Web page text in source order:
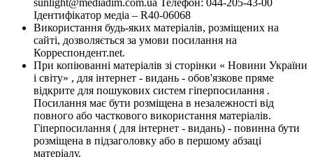
Ідентифікатор медіа – R40-06068
Використання будь-яких матеріалів, розміщених на
сайті, дозволяється за умови посилання на
Корреспондент.net.
При копіюванні матеріалів зі сторінки « Новини України
і світу» , для інтернет - видань - обов'язкове пряме
відкрите для пошукових систем гіперпосилання .
Посилання має бути розміщена в незалежності від
повного або часткового використання матеріалів.
Гіперпосилання ( для інтернет - видань) - повинна бути
розміщена в підзаголовку або в першому абзаці
матеріалу.